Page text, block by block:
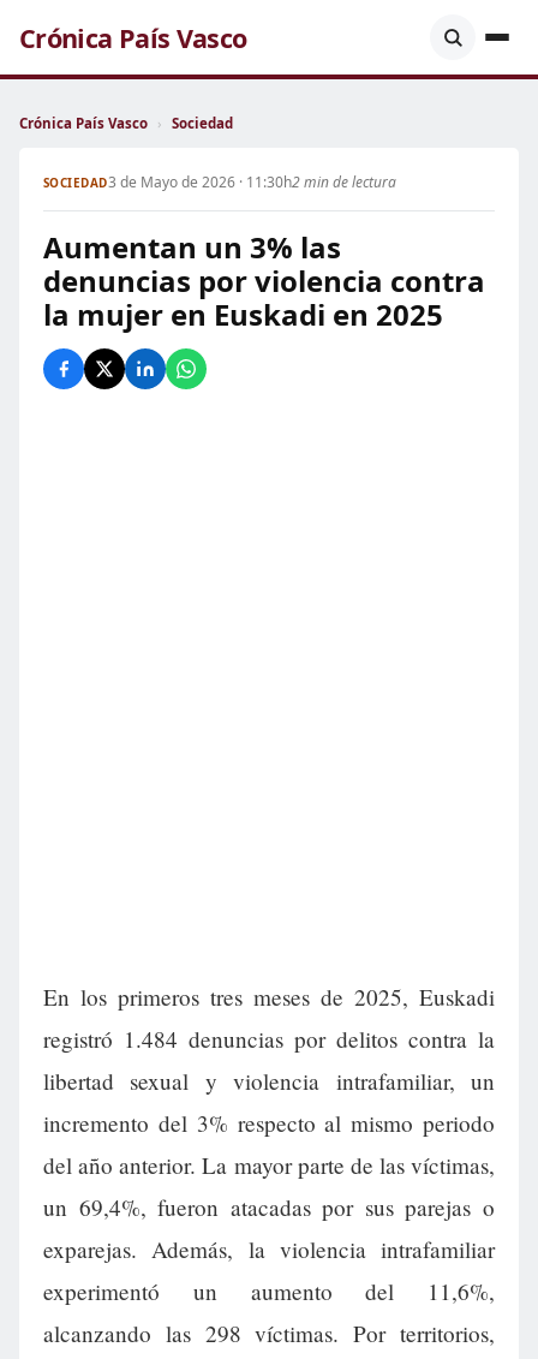
Crónica País Vasco
Crónica País Vasco › Sociedad
SOCIEDAD3 de Mayo de 2026 · 11:30h2 min de lectura
Aumentan un 3% las
denuncias por violencia contra
la mujer en Euskadi en 2025
En los primeros tres meses de 2025, Euskadi
registró 1.484 denuncias por delitos contra la
libertad sexual y violencia intrafamiliar, un
incremento del 3% respecto al mismo periodo
del año anterior. La mayor parte de las víctimas,
un 69,4%, fueron atacadas por sus parejas o
exparejas. Además, la violencia intrafamiliar
experimentó un aumento del 11,6%,
alcanzando las 298 víctimas. Por territorios,